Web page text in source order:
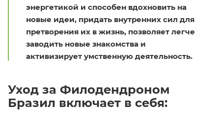
энергетикой и способен вдохновить на
новые идеи, придать внутренних сил для
претворения их в жизнь, позволяет легче
заводить новые знакомства и
активизирует умственную деятельность.
Уход за Филодендроном
Бразил включает в себя: